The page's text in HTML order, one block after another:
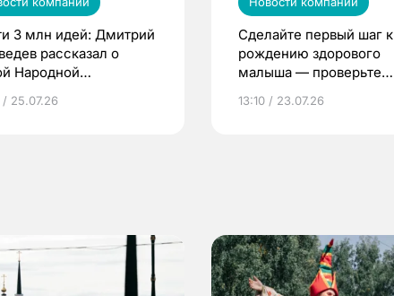
3 млн идей: Дмитрий
рассказал о
Народной
/ 25.07.26
Сделайте первый шаг к
рождению здорового
малыша — проверьте
по ОМС!
13:10 / 23.07.26